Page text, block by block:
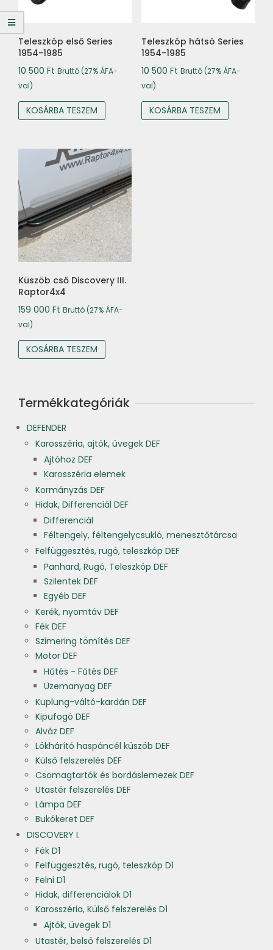
Teleszkóp első Series
1954-1985
10 500 Ft Bruttó (27% ÁFA-
val)
KOSÁRBA TESZEM
Teleszkóp hátsó Series
1954-1985
10 500 Ft Bruttó (27% ÁFA-
val)
KOSÁRBA TESZEM
Küszöb cső Discovery III.
Raptor4x4
159 000 Ft Bruttó (27% ÁFA-
val)
KOSÁRBA TESZEM
Termékkategóriák
DEFENDER
Karosszéria, ajtók, üvegek DEF
Ajtóhoz DEF
Karosszéria elemek
Kormányzás DEF
Hidak, Differenciál DEF
Differenciál
Féltengely, féltengelycsukló, menesztőtárcsa
Felfüggesztés, rugó, teleszkóp DEF
Panhard, Rugó, Teleszkóp DEF
Szilentek DEF
Egyéb DEF
Kerék, nyomtáv DEF
Fék DEF
Szimering tömítés DEF
Motor DEF
Hűtés - Fűtés DEF
Üzemanyag DEF
Kuplung-váltó-kardán DEF
Kipufogó DEF
Alváz DEF
Lökhárító haspáncél küszöb DEF
Külső felszerelés DEF
Csomagtartók és bordáslemezek DEF
Utastér felszerelés DEF
Lámpa DEF
Bukókeret DEF
DISCOVERY I.
Fék D1
Felfüggesztés, rugó, teleszkóp D1
Felni D1
Hidak, differenciálok D1
Karosszéria, Külső felszerelés D1
Ajtók, üvegek D1
Utastér, belső felszerelés D1